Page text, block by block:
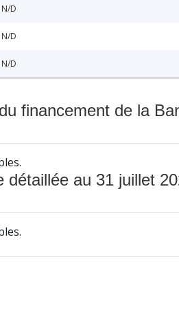
N/D
N/D
N/D
financement de la
détaillée au 31 juillet